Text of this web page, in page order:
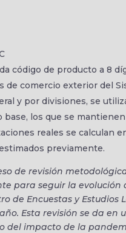
código de producto a 8
de comercio exterior del
y por divisiones, se
los que se
reales se calculan
previamente.
de revisión
para seguir la
de Encuestas y Estudios
Esta revisión se da en
del impacto de la